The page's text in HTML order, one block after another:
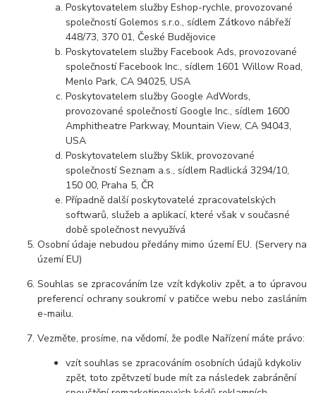
Poskytovatelem služby Eshop-rychle, provozované
společností Golemos s.r.o., sídlem Zátkovo nábřeží
448/73, 370 01, České Budějovice
Poskytovatelem služby Facebook Ads, provozované
společností Facebook Inc., sídlem 1601 Willow Road,
Menlo Park, CA 94025, USA
Poskytovatelem služby Google AdWords,
provozované společností Google Inc., sídlem 1600
Amphitheatre Parkway, Mountain View, CA 94043,
USA
Poskytovatelem služby Sklik, provozované
společností Seznam a.s., sídlem Radlická 3294/10,
150 00, Praha 5, ČR
Případně další poskytovatelé zpracovatelských
softwarů, služeb a aplikací, které však v současné
době společnost nevyužívá
Osobní údaje nebudou předány mimo území EU. (Servery na
území EU)
Souhlas se zpracováním lze vzít kdykoliv zpět, a to úpravou
preferencí ochrany soukromí v patičce webu nebo zasláním
e-mailu.
Vezměte, prosíme, na vědomí, že podle Nařízení máte právo:
vzít souhlas se zpracováním osobních údajů kdykoliv
zpět, toto zpětvzetí bude mít za následek zabránění